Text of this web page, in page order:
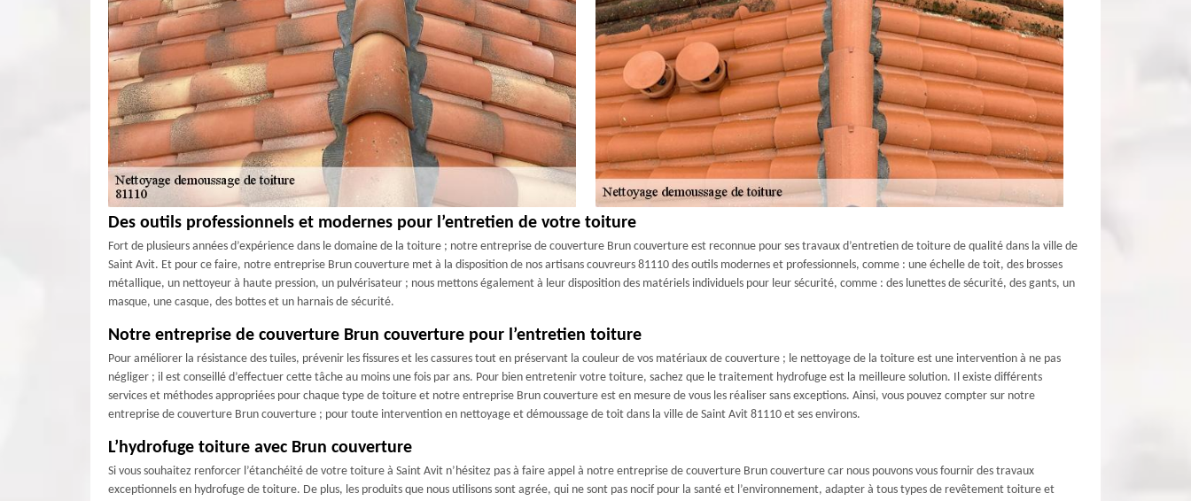
Des outils professionnels et modernes pour l’entretien de votre toiture
Fort de plusieurs années d’expérience dans le domaine de la toiture ; notre entreprise de couverture Brun couverture est reconnue pour ses travaux d’entretien de toiture de qualité dans la ville de
Saint Avit. Et pour ce faire, notre entreprise Brun couverture met à la disposition de nos artisans couvreurs 81110 des outils modernes et professionnels, comme : une échelle de toit, des brosses
métallique, un nettoyeur à haute pression, un pulvérisateur ; nous mettons également à leur disposition des matériels individuels pour leur sécurité, comme : des lunettes de sécurité, des gants, un
masque, une casque, des bottes et un harnais de sécurité.
Notre entreprise de couverture Brun couverture pour l’entretien toiture
Pour améliorer la résistance des tuiles, prévenir les fissures et les cassures tout en préservant la couleur de vos matériaux de couverture ; le nettoyage de la toiture est une intervention à ne pas
négliger ; il est conseillé d’effectuer cette tâche au moins une fois par ans. Pour bien entretenir votre toiture, sachez que le traitement hydrofuge est la meilleure solution. Il existe différents
services et méthodes appropriées pour chaque type de toiture et notre entreprise Brun couverture est en mesure de vous les réaliser sans exceptions. Ainsi, vous pouvez compter sur notre
entreprise de couverture Brun couverture ; pour toute intervention en nettoyage et démoussage de toit dans la ville de Saint Avit 81110 et ses environs.
L’hydrofuge toiture avec Brun couverture
Si vous souhaitez renforcer l’étanchéité de votre toiture à Saint Avit n’hésitez pas à faire appel à notre entreprise de couverture Brun couverture car nous pouvons vous fournir des travaux
exceptionnels en hydrofuge de toiture. De plus, les produits que nous utilisons sont agrée, qui ne sont pas nocif pour la santé et l’environnement, adapter à tous types de revêtement toiture et